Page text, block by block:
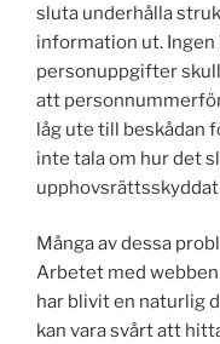
sluta underhålla
information ut.
personuppgifter
att
låg ute till beskådan
inte tala om hur det
Många av dessa
Arbetet med
har blivit en naturlig
kan vara svårt att